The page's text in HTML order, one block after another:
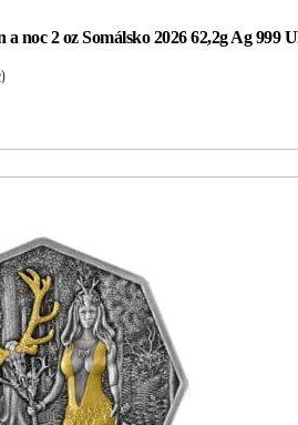
noc 2 oz Somálsko 2026 62,2g Ag 999
)